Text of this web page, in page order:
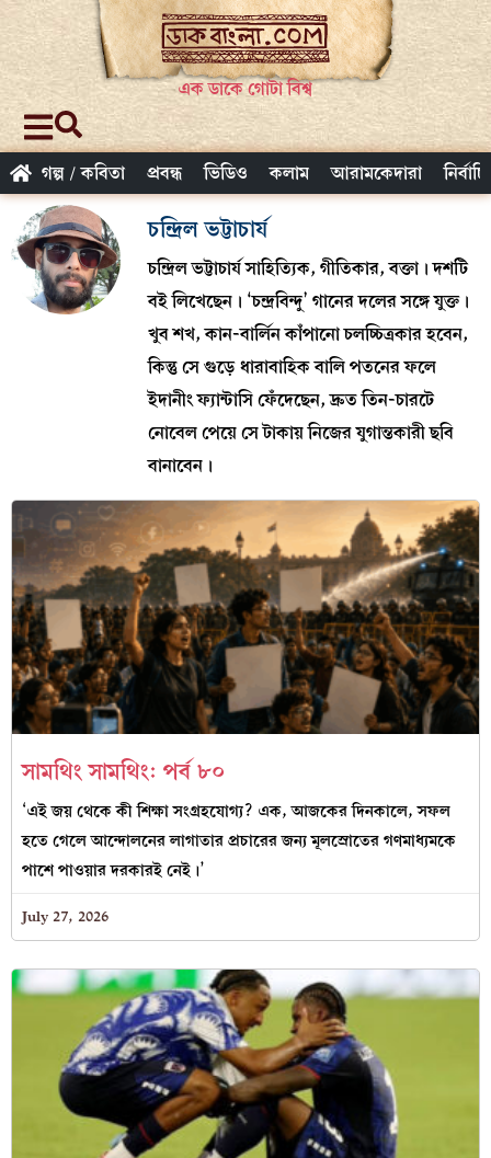
এক ডাকে গোটা বিশ্ব
গল্প / কবিতা প্রবন্ধ ভিডিও কলাম আরামকেদারা
চন্দ্রিল ভট্টাচার্য
চন্দ্রিল ভট্টাচার্য সাহিত্যিক, গীতিকার, বক্তা। দশটি
বই লিখেছেন। ‘চন্দ্রবিন্দু’ গানের দলের সঙ্গে যুক্ত।
খুব শখ, কান-বার্লিন কাঁপানো চলচ্চিত্রকার হবেন,
কিন্তু সে গুড়ে ধারাবাহিক বালি পতনের ফলে
ইদানীং ফ্যান্টাসি ফেঁদেছেন, দ্রুত তিন-চারটে
নোবেল পেয়ে সে টাকায় নিজের যুগান্তকারী ছবি
বানাবেন।
সামথিং সামথিং: পর্ব ৮০
‘এই জয় থেকে কী শিক্ষা সংগ্রহযোগ্য? এক, আজকের দিনকালে, সফল
হতে গেলে আন্দোলনের লাগাতার প্রচারের জন্য মূলস্রোতের গণমাধ্যমকে
পাশে পাওয়ার দরকারই নেই।’
July 27, 2026